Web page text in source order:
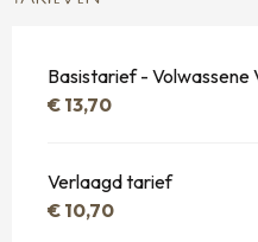
Basistarief - Volwassene
€ 13,70
Verlaagd tarief
€ 10,70